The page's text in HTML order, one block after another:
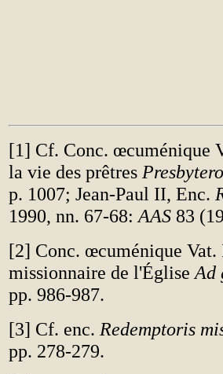
[1] Cf. Conc. œcuménique
la vie des prêtres
p. 1007; Jean-Paul II, Enc.
1990, nn. 67-68: AAS 83
[2] Conc. œcuménique
missionnaire de l'Église Ad
pp. 986-987.
[3] Cf. enc. Redemptoris
pp. 278-279.